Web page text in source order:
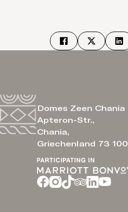
Domes Zeen Chania
Apteron-Str.,
Chania,
Griechenland 73 100